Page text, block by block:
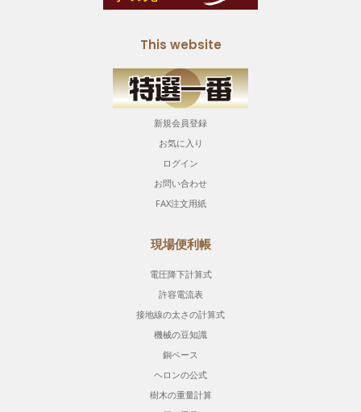
This website
新規会員登録
お気に入り
ログイン
お問い合わせ
FAX注文用紙
現場便利帳
電圧降下計算式
許容電流表
接地線の太さの計算式
機械の豆知識
銅ベース
ヘロンの公式
樹木の重量計算